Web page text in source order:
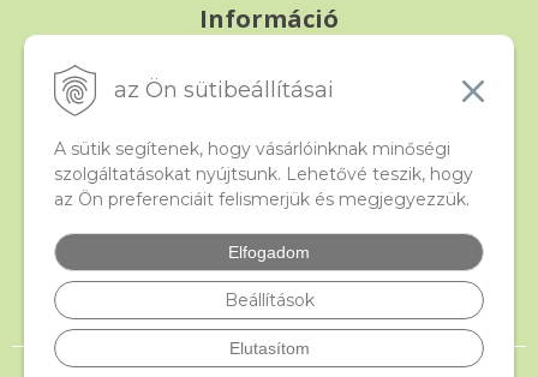
az Ön sütibeállításai
A sütik segítenek, hogy vásárlóinknak minőségi
szolgáltatásokat nyújtsunk. Lehetővé teszik, hogy
az Ön preferenciáit felismerjük és megjegyezzük.
Elfogadom
Beállítások
Elutasítom
Információ
Panasz, árucsere és visszáru
Beado
Kapcsolat
Gyakori kérdések
Facebook
© 2026 beado.hu, a gyöngyök webáruháza •NextShop&e-shop Pohoda